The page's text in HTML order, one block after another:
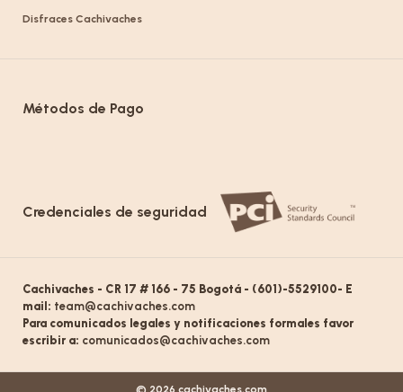
Disfraces Cachivaches
Métodos de Pago
Credenciales de seguridad
Cachivaches - CR 17 # 166 - 75 Bogotá - (601)-5529100- E
mail: team@cachivaches.com
Para comunicados legales y notificaciones formales favor
escribir a: comunicados@cachivaches.com
© 2026 cachivaches.com